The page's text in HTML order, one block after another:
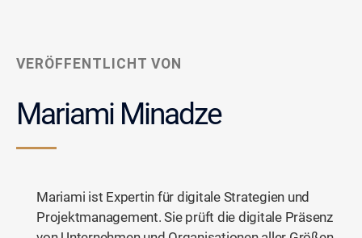
VERÖFFENTLICHT VON
Mariami Minadze
Mariami ist Expertin für digitale Strategien und
Projektmanagement. Sie prüft die digitale Präsenz